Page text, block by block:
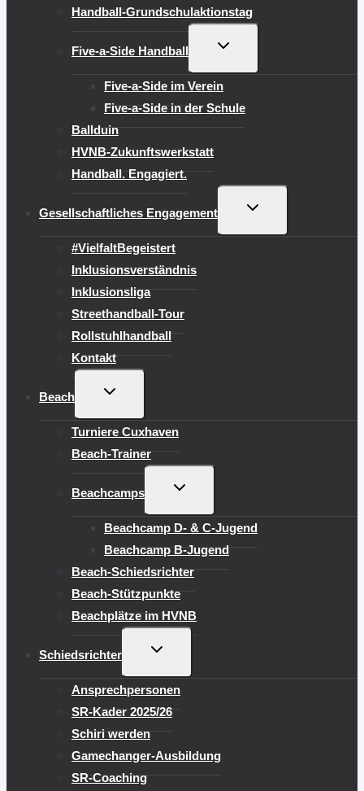
Handball-Grundschulaktionstag
Five-a-Side Handball
UNTERMENÜ
Five-a-Side im Verein
Five-a-Side in der Schule
Ballduin
HVNB-Zukunftswerkstatt
Handball. Engagiert.
Gesellschaftliches Engagement
UNTERMENÜ
#VielfaltBegeistert
Inklusionsverständnis
Inklusionsliga
Streethandball-Tour
Rollstuhlhandball
Kontakt
Beach
UNTERMENÜ
Turniere Cuxhaven
Beach-Trainer
Beachcamps
UNTERMENÜ
Beachcamp D- & C-Jugend
Beachcamp B-Jugend
Beach-Schiedsrichter
Beach-Stützpunkte
Beachplätze im HVNB
Schiedsrichter
UNTERMENÜ
Ansprechpersonen
SR-Kader 2025/26
Schiri werden
Gamechanger-Ausbildung
SR-Coaching